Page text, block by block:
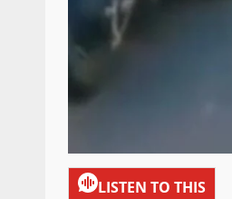
LISTEN TO THIS